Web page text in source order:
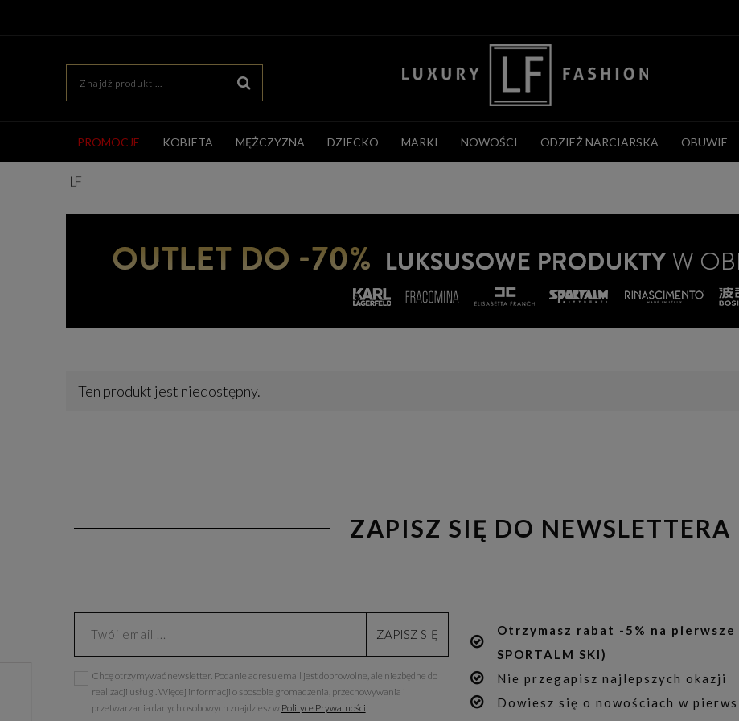
PROMOCJE KOBIETA MĘŻCZYZNA DZIECKO MARKI NOWOŚCI ODZIEŻ NARCIARSKA OBUWIE
Ten produkt jest niedostępny.
ZAPISZ SIĘ DO NEWSLETTERA
Otrzymasz rabat -5% na
SPORTALM SKI)
Nie przegapisz najlepszych okazji
Dowiesz się o nowościach w
ZAPISZ SIĘ
Chcę otrzymywać newsletter. Podanie adresu email jest dobrowolne, ale niezbędne do
realizacji usługi. Więcej informacji o sposobie gromadzenia, przechowywania i
przetwarzania danych osobowych znajdziesz w Polityce Prywatności